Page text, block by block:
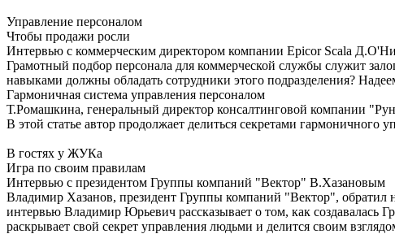
Управление персоналом
Чтобы продажи росли
Интервью с коммерческим директором компании Epicor Scala
Грамотный подбор персонала для коммерческой службы служит
навыками должны обладать сотрудники этого подразделения?
Гармоничная система управления персоналом
Т.Ромашкина, генеральный директор консалтинговой компании
В этой статье автор продолжает делиться секретами гармоничного
В гостях у ЖУКа
Игра по своим правилам
Интервью с президентом Группы компаний "Вектор" В.Хазановым
Владимир Хазанов, президент Группы компаний "Вектор",
интервью Владимир Юрьевич рассказывает о том, как
раскрывает свой секрет управления людьми и делится своим